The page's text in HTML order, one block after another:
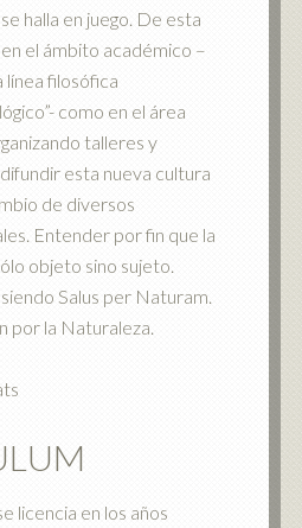
halla en juego. De esta
el ámbito académico –
línea filosófica
como en el área
talleres y
esta nueva cultura
de diversos
Entender por fin que la
objeto sino sujeto.
Salus per Naturam.
por la Naturaleza.
licencia en los años